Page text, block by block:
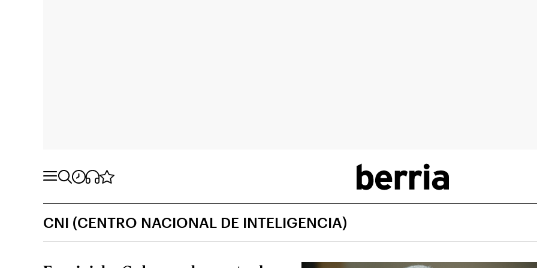
CNI (CENTRO NACIONAL DE INTELIGENCIA)